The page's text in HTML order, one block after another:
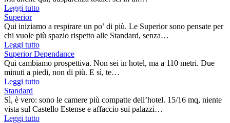
Leggi tutto
Superior
Qui iniziamo a respirare un po’ di più. Le Superior sono pensate per
chi vuole più spazio rispetto alle Standard, senza…
Leggi tutto
Superior Dependance
Qui cambiamo prospettiva. Non sei in hotel, ma a 110 metri. Due
minuti a piedi, non di più. E sì, te…
Leggi tutto
Standard
Sì, è vero: sono le camere più compatte dell’hotel. 15/16 mq, niente
vista sul Castello Estense e affaccio sui palazzi…
Leggi tutto